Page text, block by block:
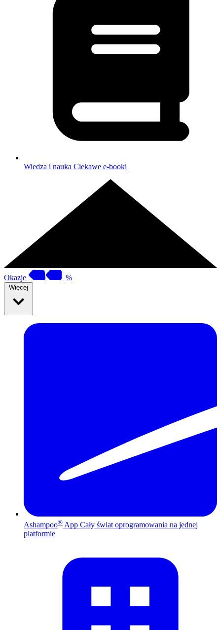
Wiedza i nauka Ciekawe e-booki
Okazje %
Więcej
Ashampoo® App Cały świat oprogramowania na jednej
platformie